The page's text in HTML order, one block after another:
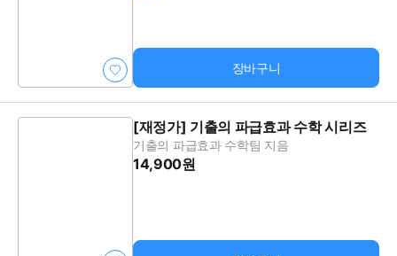
장바구니
[재정가] 기출의 파급효과 수학 시리즈
기출의 파급효과 수학팀 지음
14,900원